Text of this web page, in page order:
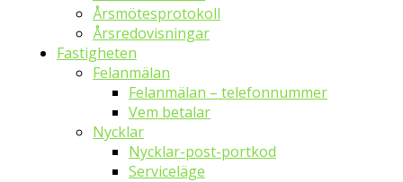
Årsmötesprotokoll
Årsredovisningar
Fastigheten
Felanmälan
Felanmälan – telefonnummer
Vem betalar
Nycklar
Nycklar-post-portkod
Serviceläge